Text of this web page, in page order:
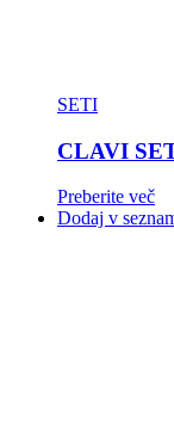
SETI
CLAVI
Preberite več
Dodaj v